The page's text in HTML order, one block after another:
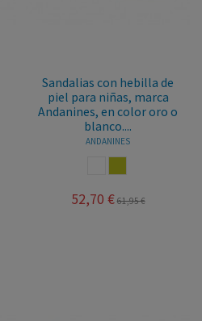
Sandalias con hebilla de
piel para niñas, marca
Andanines, en color oro o
blanco....
ANDANINES
52,70 € 61,95 €